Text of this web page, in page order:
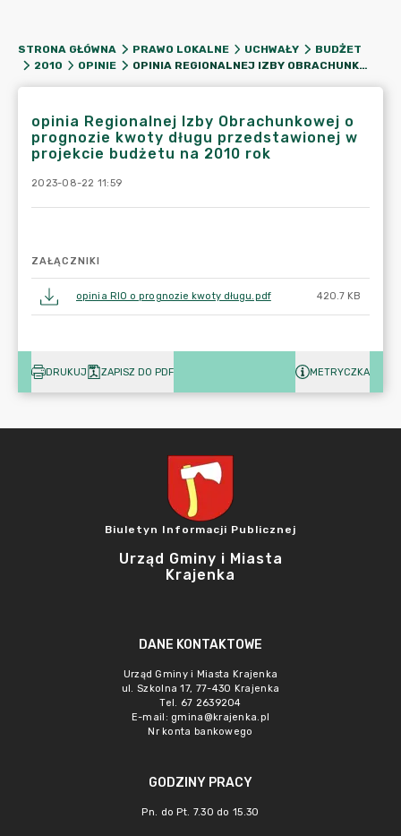
STRONA GŁÓWNA PRAWO LOKALNE UCHWAŁY
BUDŻET
2010
OPINIE OPINIA REGIONALNEJ IZBY OBRACHUNKOWEJ O PROGNOZIE KWOTY DŁUGU PRZEDSTAWIONEJ W PROJEKCIE BUDŻETU NA 2010 ROK
opinia Regionalnej Izby Obrachunkowej o
prognozie kwoty długu przedstawionej w
projekcie budżetu na 2010 rok
2023-08-22 11:59
ZAŁĄCZNIKI
opinia RIO o prognozie kwoty długu.pdf 420.7 KB
DRUKUJ ZAPISZ DO PDF METRYCZKA
Biuletyn Informacji Publicznej
Urząd Gminy i Miasta
Krajenka
DANE KONTAKTOWE
Urząd Gminy i Miasta Krajenka
ul. Szkolna 17, 77-430 Krajenka
Tel. 67 2639204
E-mail: gmina@krajenka.pl
Nr konta bankowego
GODZINY PRACY
Pn. do Pt. 7.30 do 15.30